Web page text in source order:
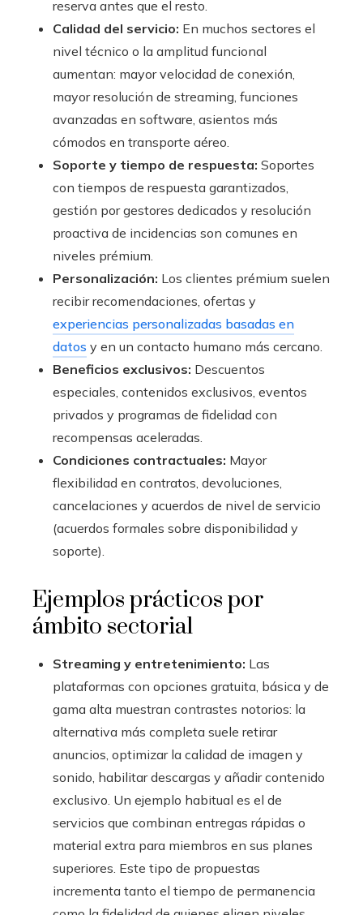
reserva antes que el resto.
Calidad del servicio: En muchos sectores el
nivel técnico o la amplitud funcional
aumentan: mayor velocidad de conexión,
mayor resolución de streaming, funciones
avanzadas en software, asientos más
cómodos en transporte aéreo.
Soporte y tiempo de respuesta: Soportes
con tiempos de respuesta garantizados,
gestión por gestores dedicados y resolución
proactiva de incidencias son comunes en
niveles prémium.
Personalización: Los clientes prémium suelen
recibir recomendaciones, ofertas y
experiencias personalizadas basadas en
datos y en un contacto humano más cercano.
Beneficios exclusivos: Descuentos
especiales, contenidos exclusivos, eventos
privados y programas de fidelidad con
recompensas aceleradas.
Condiciones contractuales: Mayor
flexibilidad en contratos, devoluciones,
cancelaciones y acuerdos de nivel de servicio
(acuerdos formales sobre disponibilidad y
soporte).
Ejemplos prácticos por
ámbito sectorial
Streaming y entretenimiento: Las
plataformas con opciones gratuita, básica y de
gama alta muestran contrastes notorios: la
alternativa más completa suele retirar
anuncios, optimizar la calidad de imagen y
sonido, habilitar descargas y añadir contenido
exclusivo. Un ejemplo habitual es el de
servicios que combinan entregas rápidas o
material extra para miembros en sus planes
superiores. Este tipo de propuestas
incrementa tanto el tiempo de permanencia